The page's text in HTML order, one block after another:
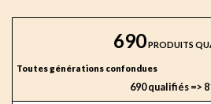
690PRODUITS
Toutes générations confondues
690 qualifiés =>